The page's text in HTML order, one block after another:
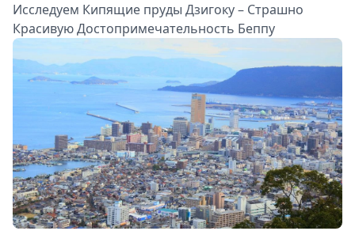
Исследуем Кипящие пруды Дзигоку – Страшно
Красивую Достопримечательность Беппу